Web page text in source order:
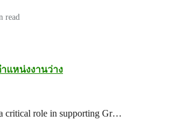
read
แหน่งงานว่าง
critical role in supporting Gr…